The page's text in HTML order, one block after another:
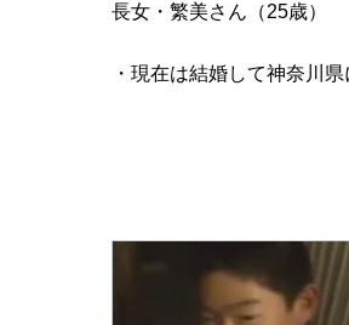
長女・繁美さん（25歳）
・現在は結婚して神奈川